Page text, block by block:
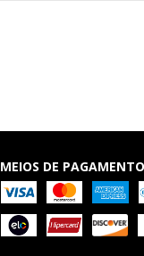
MEIOS DE PAGAMENTO